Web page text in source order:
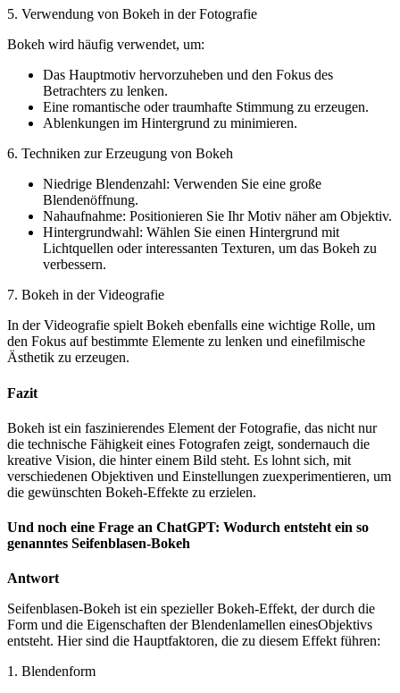
5. Verwendung von Bokeh in der Fotografie
Bokeh wird häufig verwendet, um:
Das Hauptmotiv hervorzuheben und den Fokus des
Betrachters zu lenken.
Eine romantische oder traumhafte Stimmung zu erzeugen.
Ablenkungen im Hintergrund zu minimieren.
6. Techniken zur Erzeugung von Bokeh
Niedrige Blendenzahl: Verwenden Sie eine große
Blendenöffnung.
Nahaufnahme: Positionieren Sie Ihr Motiv näher am Objektiv.
Hintergrundwahl: Wählen Sie einen Hintergrund mit
Lichtquellen oder interessanten Texturen, um das Bokeh zu
verbessern.
7. Bokeh in der Videografie
In der Videografie spielt Bokeh ebenfalls eine wichtige Rolle, um
den Fokus auf bestimmte Elemente zu lenken und einefilmische
Ästhetik zu erzeugen.
Fazit
Bokeh ist ein faszinierendes Element der Fotografie, das nicht nur
die technische Fähigkeit eines Fotografen zeigt, sondernauch die
kreative Vision, die hinter einem Bild steht. Es lohnt sich, mit
verschiedenen Objektiven und Einstellungen zuexperimentieren, um
die gewünschten Bokeh-Effekte zu erzielen.
Und noch eine Frage an ChatGPT: Wodurch entsteht ein so
genanntes Seifenblasen-Bokeh
Antwort
Seifenblasen-Bokeh ist ein spezieller Bokeh-Effekt, der durch die
Form und die Eigenschaften der Blendenlamellen einesObjektivs
entsteht. Hier sind die Hauptfaktoren, die zu diesem Effekt führen:
1. Blendenform